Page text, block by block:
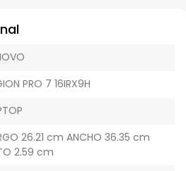
PRO 7 16IRX9H
26.21 cm ANCHO 36.35 cm
2.59 cm